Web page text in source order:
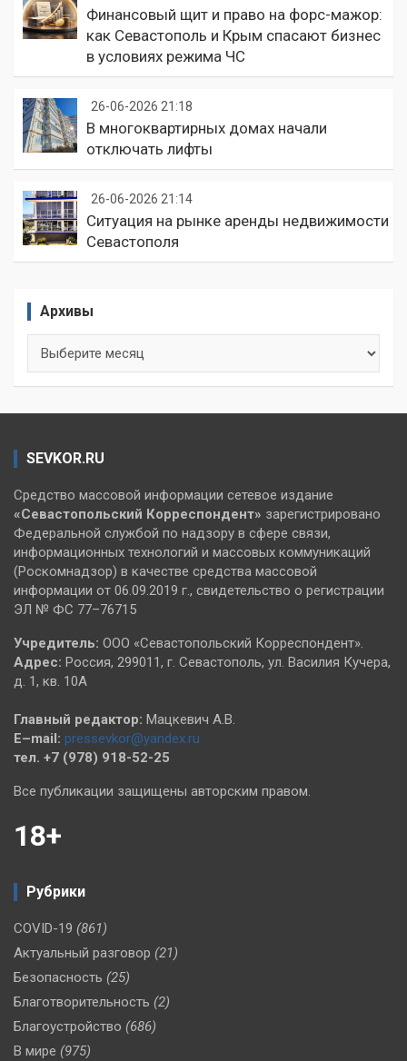
Финансовый щит и право на форс-мажор:
как Севастополь и Крым спасают бизнес
в условиях режима ЧС
26-06-2026 21:18
В многоквартирных домах начали
отключать лифты
26-06-2026 21:14
Ситуация на рынке аренды недвижимости
Севастополя
Архивы
SEVKOR.RU
Средство массовой информации сетевое издание
«Севастопольский Корреспондент» зарегистрировано
Федеральной службой по надзору в сфере связи,
информационных технологий и массовых коммуникаций
(Роскомнадзор) в качестве средства массовой
информации от 06.09.2019 г., свидетельство о регистрации
ЭЛ № ФС 77–76715
Учредитель: ООО «Севастопольский Корреспондент».
Адрес: Россия, 299011, г. Севастополь, ул. Василия Кучера,
д. 1, кв. 10А
Главный редактор: Мацкевич А.В.
E–mail: pressevkor@yandex.ru
тел. +7 (978) 918-52-25
Все публикации защищены авторским правом.
18+
Рубрики
COVID-19 (861)
Актуальный разговор (21)
Безопасность (25)
Благотворительность (2)
Благоустройство (686)
В мире (975)